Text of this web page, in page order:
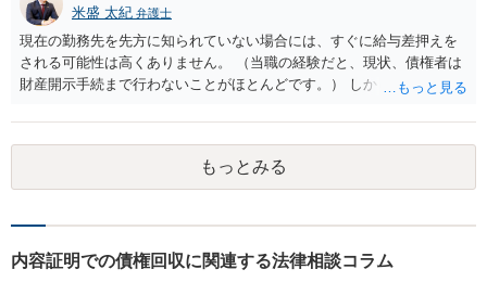
米盛 太紀 弁護士
現在の勤務先を先方に知られていない場合には、すぐに給与差押えを
される可能性は高くありません。 （当職の経験だと、現状、債権者は
財産開示手続まで行わないことがほとんどです。） しかしながら、一
況です。 そのため、分割払いが困難ということであれば破産や個人再
生も検討した方が良いと思います。 もっとも、無視をし続けたとして
も、刑事罰に問われることはありませんので、その点はご安心くださ
い。 どのような手続きを行うかは、相談者様の現在の生活状況等によ
もっとみる
内容証明での債権回収に関連する法律相談コラム